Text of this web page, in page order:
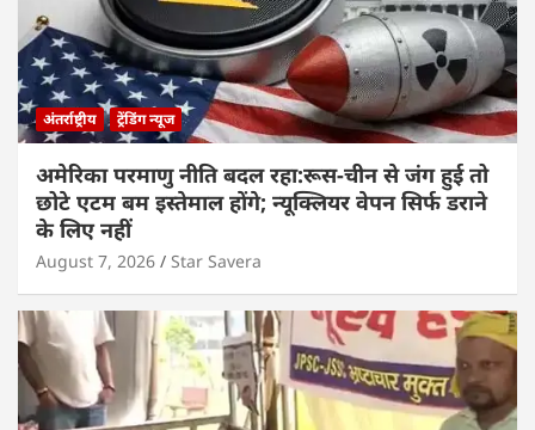
अंतर्राष्ट्रीय ट्रेंडिंग न्यूज
अमेरिका परमाणु नीति बदल रहा:रूस-चीन से जंग हुई तो
छोटे एटम बम इस्तेमाल होंगे; न्यूक्लियर वेपन सिर्फ डराने
के लिए नहीं
August 7, 2026 Star Savera